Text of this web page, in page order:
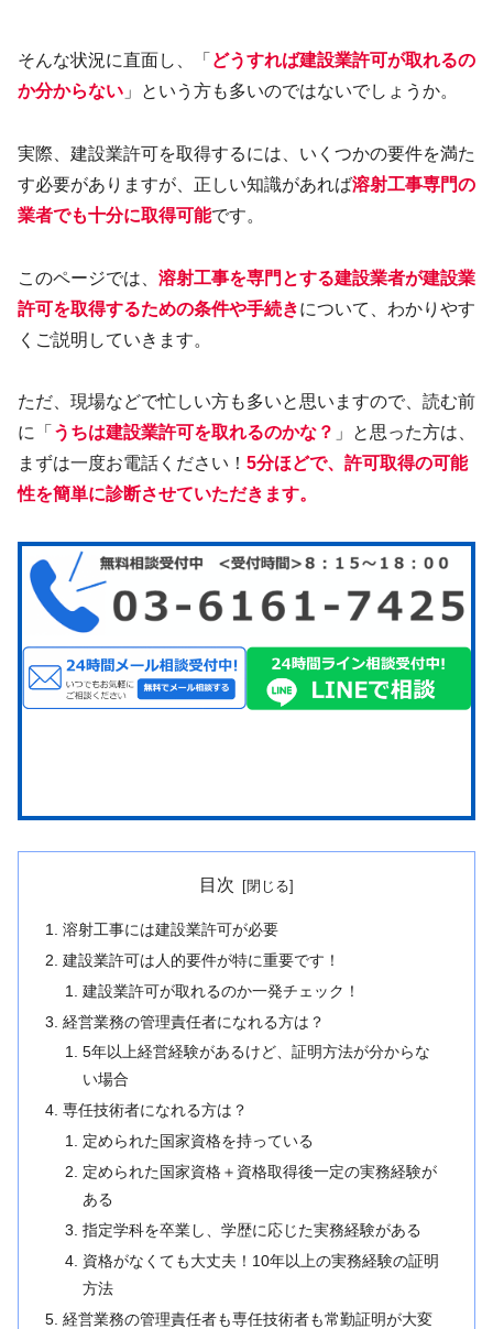
そんな状況に直面し、「 どうすれば建設業許可が取れるの
か分からない 」という方も多いのではないでしょうか。
実際、建設業許可を取得するには、いくつかの要件を満た
す必要がありますが、正しい知識があれば溶射工事専門の
業者でも十分に取得可能です。
このページでは、 溶射工事を専門とする建設業者が建設業
許可を取得するための条件や手続きについて、わかりやす
くご説明していきます。
ただ、現場などで忙しい方も多いと思いますので、読む前
に「 うちは建設業許可を取れるのかな？ 」と思った方は、
まずは一度お電話ください！ 5分ほどで、許可取得の可能
性を簡単に診断させていただきます。
目次
溶射工事には建設業許可が必要
建設業許可は人的要件が特に重要です！
建設業許可が取れるのか一発チェック！
経営業務の管理責任者になれる方は？
5年以上経営経験があるけど、証明方法が分からな
い場合
専任技術者になれる方は？
定められた国家資格を持っている
定められた国家資格＋資格取得後一定の実務経験が
ある
指定学科を卒業し、学歴に応じた実務経験がある
資格がなくても大丈夫！10年以上の実務経験の証明
方法
経営業務の管理責任者も専任技術者も常勤証明が大変